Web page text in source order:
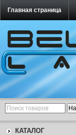
Главная страница
КАТАЛОГ